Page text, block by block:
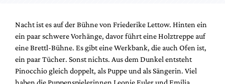
Nacht ist es auf der Bühne von Friederike Lettow. Hinten ein
ein paar schwere Vorhänge, davor führt eine Holztreppe auf
eine Brettl-Bühne. Es gibt eine Werkbank, die auch Ofen ist,
ein paar Tücher. Sonst nichts. Aus dem Dunkel entsteht
Pinocchio gleich doppelt, als Puppe und als Sängerin. Viel
haben die Puppenspielerinnen Leonie Euler und Emilia